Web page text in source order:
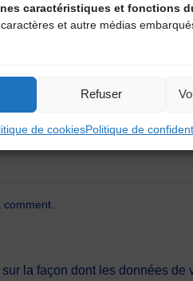
caractéristiques et fonctions
et autre médias
Refuser
de cookiesPolitique de
la façon dont les données de